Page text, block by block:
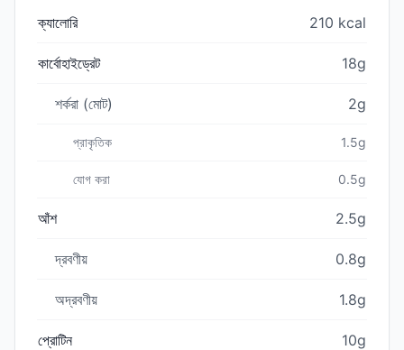
ক্যালোরি 210 kcal
কার্বোহাইড্রেট 18g
শর্করা (মোট) 2g
প্রাকৃতিক 1.5g
যোগ করা 0.5g
আঁশ 2.5g
দ্রবণীয় 0.8g
অদ্রবণীয় 1.8g
প্রোটিন 10g